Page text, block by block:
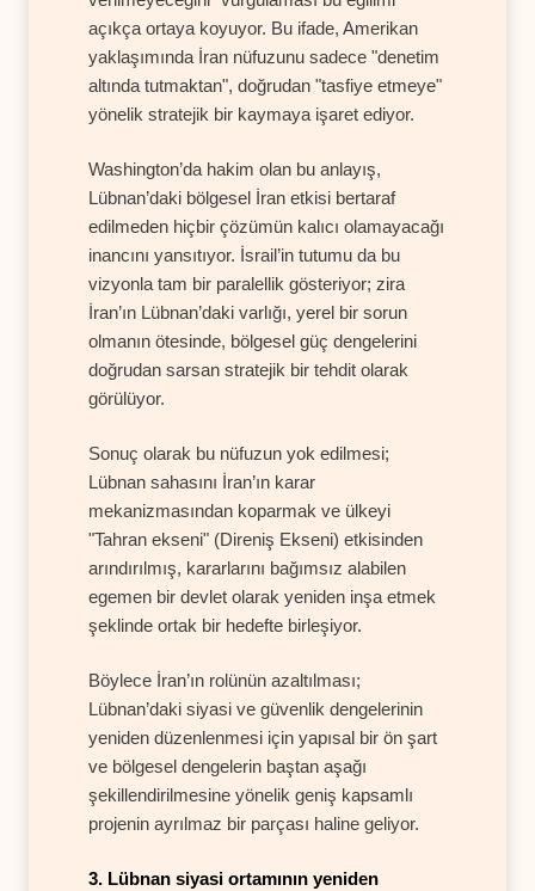
açıkça ortaya koyuyor. Bu ifade, Amerikan
yaklaşımında İran nüfuzunu sadece "denetim
altında tutmaktan", doğrudan "tasfiye etmeye"
yönelik stratejik bir kaymaya işaret ediyor.
Washington’da hakim olan bu anlayış,
Lübnan’daki bölgesel İran etkisi bertaraf
edilmeden hiçbir çözümün kalıcı olamayacağı
inancını yansıtıyor. İsrail’in tutumu da bu
vizyonla tam bir paralellik gösteriyor; zira
İran’ın Lübnan’daki varlığı, yerel bir sorun
olmanın ötesinde, bölgesel güç dengelerini
doğrudan sarsan stratejik bir tehdit olarak
görülüyor.
Sonuç olarak bu nüfuzun yok edilmesi;
Lübnan sahasını İran’ın karar
mekanizmasından koparmak ve ülkeyi
"Tahran ekseni" (Direniş Ekseni) etkisinden
arındırılmış, kararlarını bağımsız alabilen
egemen bir devlet olarak yeniden inşa etmek
şeklinde ortak bir hedefte birleşiyor.
Böylece İran’ın rolünün azaltılması;
Lübnan’daki siyasi ve güvenlik dengelerinin
yeniden düzenlenmesi için yapısal bir ön şart
ve bölgesel dengelerin baştan aşağı
şekillendirilmesine yönelik geniş kapsamlı
projenin ayrılmaz bir parçası haline geliyor.
3. Lübnan siyasi ortamının yeniden